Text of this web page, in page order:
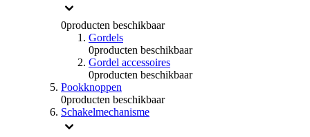
0producten beschikbaar
Gordels
0producten beschikbaar
Gordel accessoires
0producten beschikbaar
Pookknoppen
0producten beschikbaar
Schakelmechanisme